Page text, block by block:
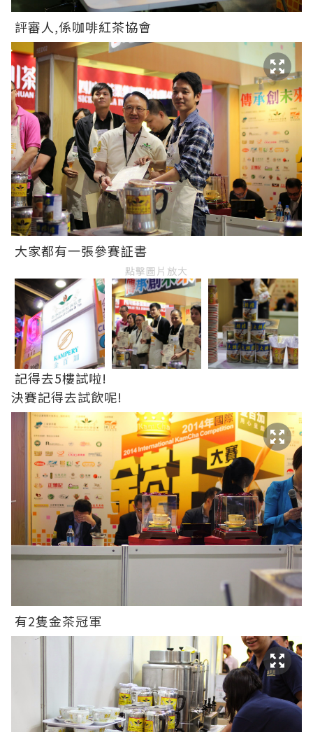
評審人,係咖啡紅茶協會
大家都有一張參賽証書
點擊圖片放大
記得去5樓試啦!
決賽記得去試飲呢!
有2隻金茶冠軍